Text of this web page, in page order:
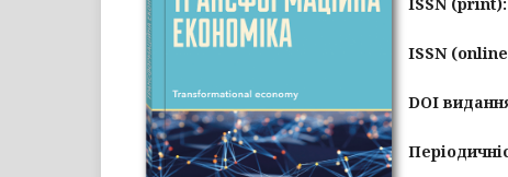
ISSN
DOI